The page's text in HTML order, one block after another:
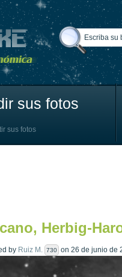
sus fotos
sus fotos
Herbig-
by Ruiz M. 730 on 26 de junio de